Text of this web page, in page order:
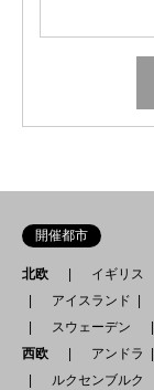
開催都市
北欧 イギリス
アイスランド
スウェーデン
西欧
アンドラ
ルクセンブルク